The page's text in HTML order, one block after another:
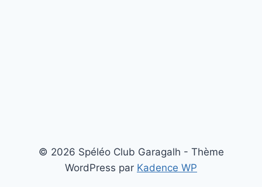
© 2026 Spéléo Club Garagalh - Thème
WordPress par Kadence WP